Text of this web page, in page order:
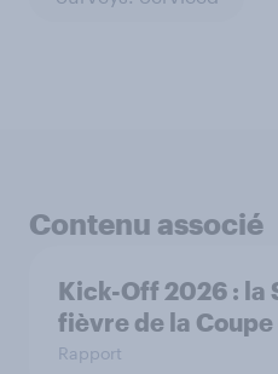
Contenu associé
Kick-Off 2026 : la
fièvre de la Coupe
Rapport